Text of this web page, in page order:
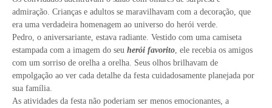
admiração. Crianças e adultos se maravilhavam com a decoração, que
era uma verdadeira homenagem ao universo do herói verde.
Pedro, o aniversariante, estava radiante. Vestido com uma camiseta
estampada com a imagem do seu herói favorito , ele recebia os amigos
com um sorriso de orelha a orelha. Seus olhos brilhavam de
empolgação ao ver cada detalhe da festa cuidadosamente planejada por
sua família.
As atividades da festa não poderiam ser menos emocionantes, a